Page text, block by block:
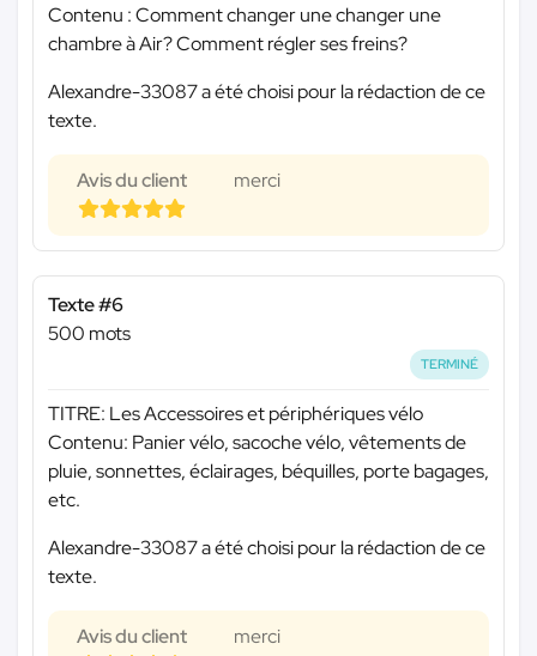
Contenu : Comment changer une changer une
chambre à Air? Comment régler ses freins?
Alexandre-33087 a été choisi pour la rédaction de ce
texte.
Avis du client merci
Texte #6
500 mots
TERMINÉ
TITRE: Les Accessoires et périphériques vélo
Contenu: Panier vélo, sacoche vélo, vêtements de
pluie, sonnettes, éclairages, béquilles, porte bagages,
etc.
Alexandre-33087 a été choisi pour la rédaction de ce
texte.
Avis du client merci